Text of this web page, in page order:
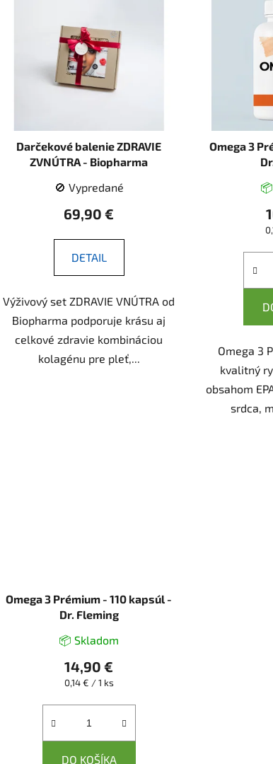
Darčekové balenie ZDRAVIE
ZVNÚTRA - Biopharma
🚫 Vypredané
69,90 €
DETAIL
Výživový set ZDRAVIE VNÚTRA od
Biopharma podporuje krásu aj
celkové zdravie kombináciou
kolagénu pre pleť,...
Omega 3
Omega 3
kvalitný
obsahom
srdca,
Omega 3 Prémium - 110 kapsúl -
Dr. Fleming
📦 Skladom
14,90 €
Jednotková
0,14 € / 1 ks
DO KOŠÍKA